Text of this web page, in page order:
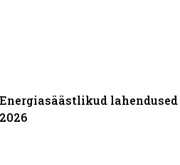
Energiasäästlikud lahendused
2026